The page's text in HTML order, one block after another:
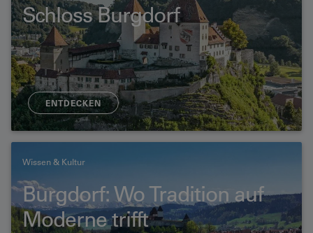
Schloss Burgdorf
ENTDECKEN
Wissen & Kultur
Burgdorf: Wo Tradition auf
Moderne trifft